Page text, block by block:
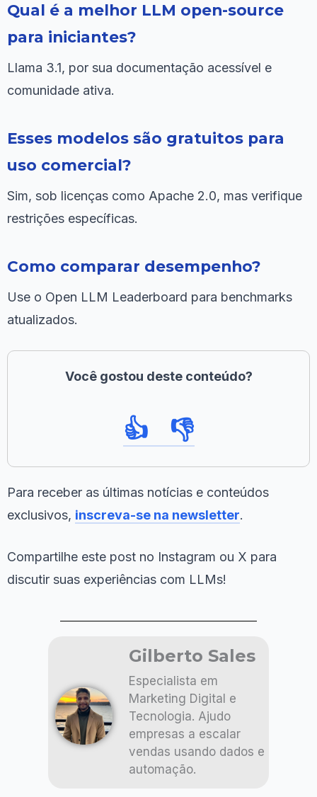
Qual é a melhor LLM open-source
para iniciantes?
Llama 3.1, por sua documentação acessível e
comunidade ativa.
Esses modelos são gratuitos para
uso comercial?
Sim, sob licenças como Apache 2.0, mas verifique
restrições específicas.
Como comparar desempenho?
Use o Open LLM Leaderboard para benchmarks
atualizados.
Você gostou deste conteúdo?
👍 👎
Para receber as últimas notícias e conteúdos
exclusivos, inscreva-se na newsletter.
Compartilhe este post no Instagram ou X para
discutir suas experiências com LLMs!
Gilberto Sales
Especialista em
Marketing Digital e
Tecnologia. Ajudo
empresas a escalar
vendas usando dados e
automação.